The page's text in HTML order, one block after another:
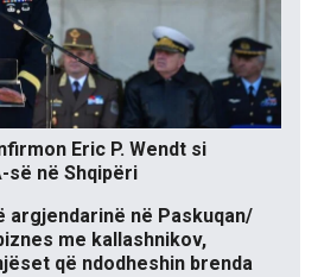
Eric P. Wendt si
së në Shqipëri
argjendarinë në Paskuqan/
me kallashnikov,
që ndodheshin brenda